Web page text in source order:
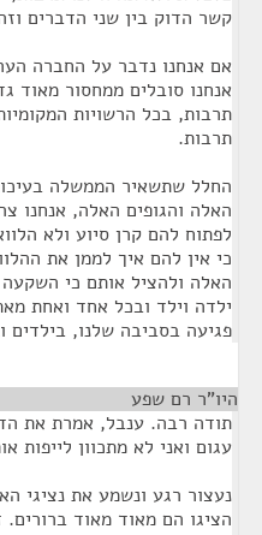
קשר הדוק בין שני הדברים
אם אנחנו נדבר על החברה
אנחנו סובלים ממחסור מאוד
תרבות, בכל הרשויות
תרבות.
החלל שתשאיר הממשלה
האלה והגופים האלה, אנחנו
לפתוח להם קרן סיוע ולא
כי אין להם איך לממן את
האלה ולהציל אותם כי
ילדה וילד ובכל אחד ואחת
פגיעה בסביבה שלנו, בילדים
היו"ר רם שפע
תודה רבה. ענבל, אמרת את
עגום ואני לא מתכוון לייפות
נעצור רגע ונשמע את נציגי
הציגו הם מאוד מאוד